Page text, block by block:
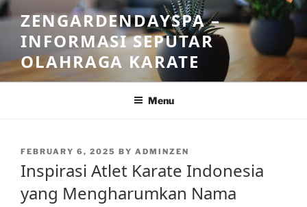
Skip
to
content
ZENGARDENDAYSPA –
INFORMASI SEPUTAR
OLAHRAGA KARATE
Menu
POSTED
FEBRUARY 6, 2025 BY ADMINZEN
Inspirasi Atlet Karate Indonesia
yang Mengharumkan Nama